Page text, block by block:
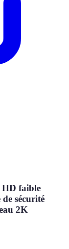
HD faible
sécurité
2K